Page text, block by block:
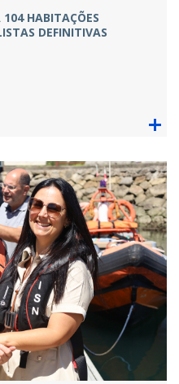
104 HABITAÇÕES
DEFINITIVAS